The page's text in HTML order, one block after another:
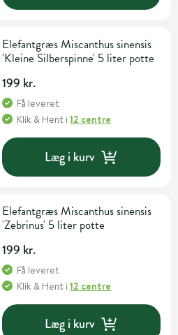
Elefantgræs Miscanthus sinensis
'Kleine Silberspinne' 5 liter potte
199 kr.
Få leveret
Klik & Hent i12 centre
Læg i kurv
Elefantgræs Miscanthus sinensis
'Zebrinus' 5 liter potte
199 kr.
Få leveret
Klik & Hent i12 centre
Læg i kurv